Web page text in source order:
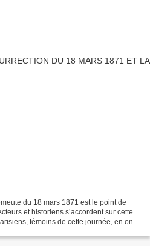
du 18 mars 1871 est le point de
et historiens s’accordent sur cette
témoins de cette journée, en ont-